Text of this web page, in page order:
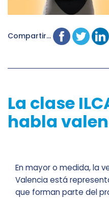
Compartir...
La clase
habla
En mayor o medida, la
Valencia está
que forman parte del